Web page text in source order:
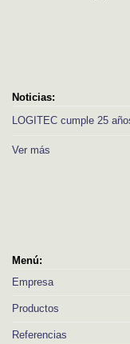
Noticias:
LOGITEC cumple 25
Ver más
Menú:
Empresa
Productos
Referencias